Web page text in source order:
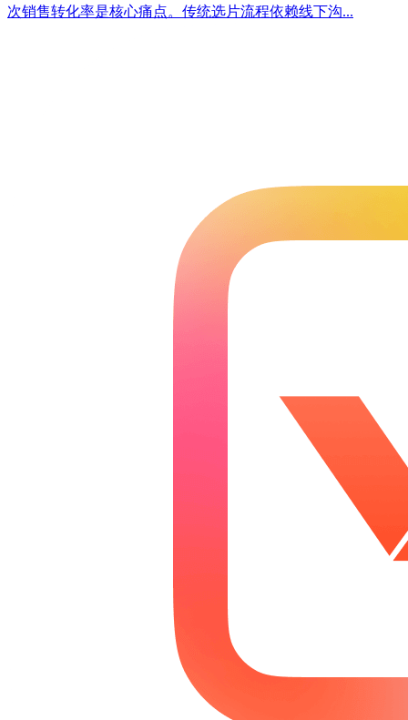
次销售转化率是核心痛点。传统选片流程依赖线下沟...